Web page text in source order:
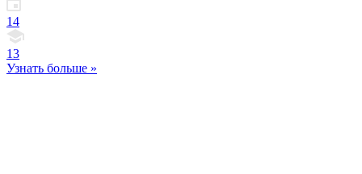
14
13
Узнать больше »